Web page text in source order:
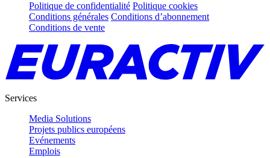
Politique de confidentialité Politique cookies
Conditions générales Conditions d’abonnement
Conditions de vente
Services
Media Solutions
Projets publics européens
Evénements
Emplois